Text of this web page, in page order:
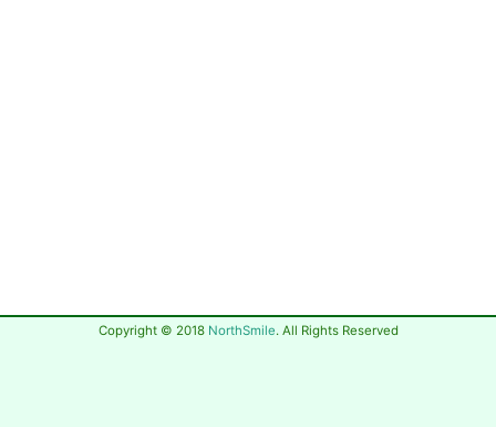
Copyright © 2018 NorthSmile. All Rights Reserved